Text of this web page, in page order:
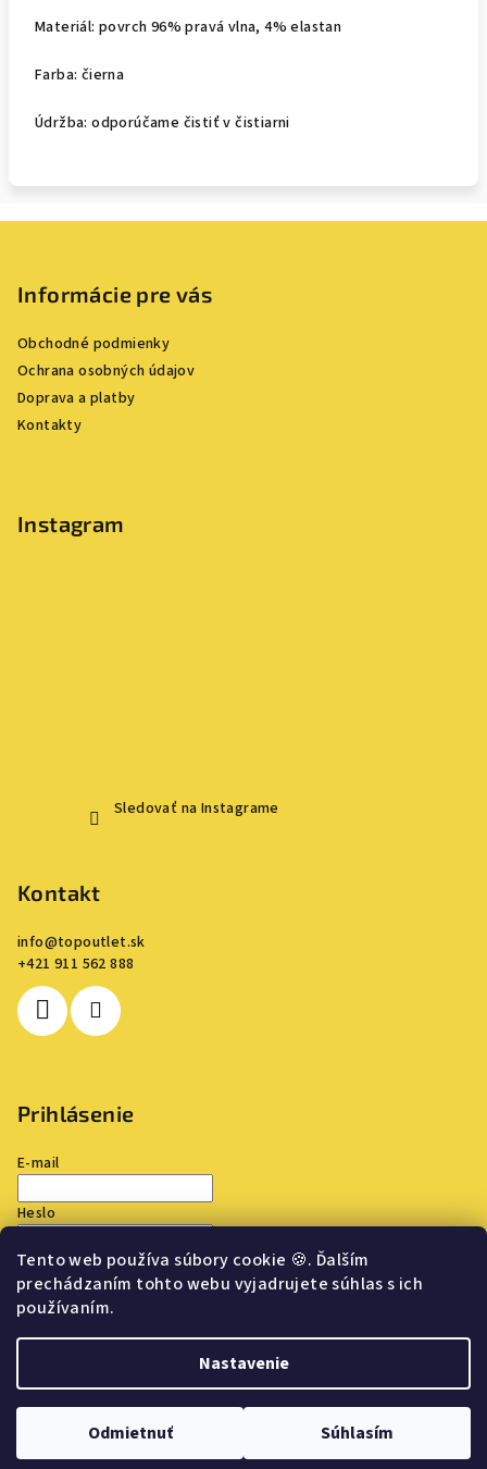
Tento web používa súbory cookie 🍪. Ďalším
prechádzaním tohto webu vyjadrujete súhlas s ich
používaním.
Nastavenie
Odmietnuť Súhlasím
Materiál: povrch 96% pravá vlna, 4% elastan
Farba: čierna
Údržba: odporúčame čistiť v čistiarni
Informácie pre vás
Obchodné podmienky
Ochrana osobných údajov
Doprava a platby
Kontakty
Instagram
Sledovať na Instagrame
Kontakt
info@topoutlet.sk
+421 911 562 888
Prihlásenie
E-mail
Heslo
Prihlásiť sa
Nová registrácia
nastavenie cookies
Vytvoril Shoptet